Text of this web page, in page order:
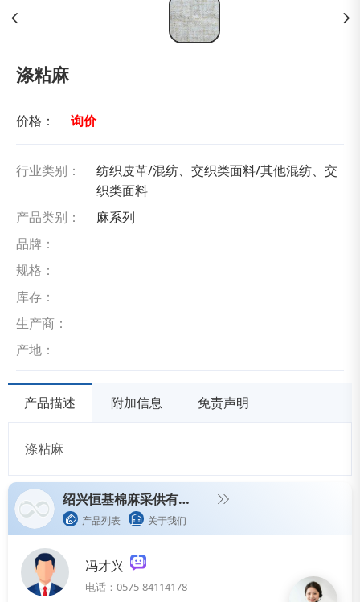
涤粘麻
价格： 询价
行业类别：
纺织皮革/混纺、交织类面料/其他混纺、交
织类面料
产品类别：
麻系列
品牌：
规格：
库存：
生产商：
产地：
产品描述 附加信息 免责声明
涤粘麻
绍兴恒基棉麻采供有限公司
产品列表 关于我们
冯才兴
电话：0575-84114178